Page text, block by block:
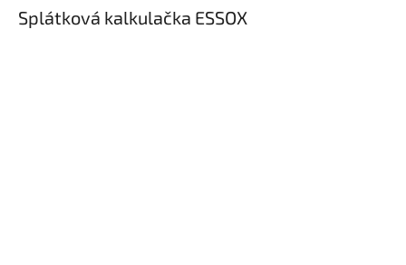
Splátková kalkulačka ESSOX